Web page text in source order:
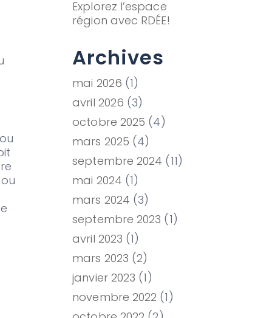
Explorez l’espace
région avec RDÉE!
Archives
mai 2026 (1)
avril 2026 (3)
octobre 2025 (4)
mars 2025 (4)
septembre 2024 (11)
mai 2024 (1)
mars 2024 (3)
septembre 2023 (1)
avril 2023 (1)
mars 2023 (2)
janvier 2023 (1)
novembre 2022 (1)